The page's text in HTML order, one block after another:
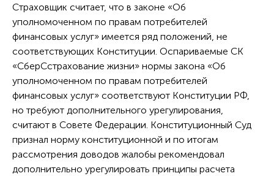
Страховщик считает, что в законе «Об
уполномоченном по правам потребителей
финансовых услуг» имеется ряд положений, не
соответствующих Конституции. Оспариваемые СК
«СберСстрахование жизни» нормы закона «Об
уполномоченном по правам потребителей
финансовых услуг» соответствуют Конституции РФ,
но требуют дополнительного урегулирования,
считают в Совете Федерации. Конституционный Суд
признал норму конституционной и по итогам
рассмотрения доводов жалобы рекомендовал
дополнительно урегулировать принципы расчета